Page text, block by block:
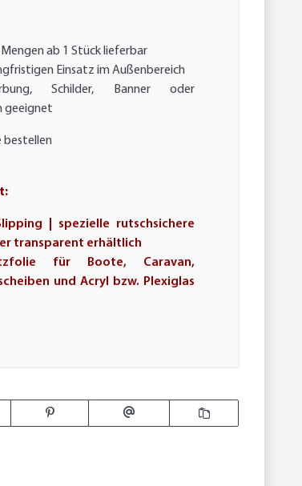
ab 1 Stück lieferbar
Einsatz im Außenbereich
Schilder, Banner oder
geeignet
bestellen
| spezielle rutschsichere
transparent erhältlich
für Boote, Caravan,
und Acryl bzw. Plexiglas